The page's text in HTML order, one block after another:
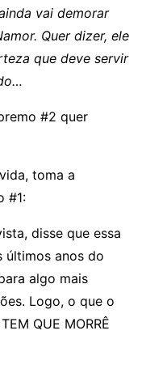
vai demorar
Quer dizer, ele
que deve servir
#2 quer
toma a
#1:
disse que essa
últimos anos do
algo mais
Logo, o que o
QUE MORRÊ